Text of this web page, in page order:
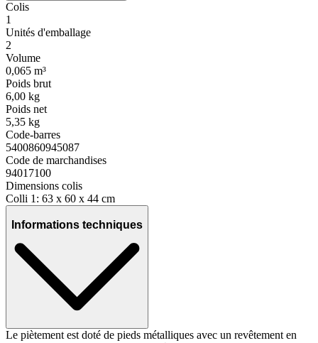
Colis
1
Unités d'emballage
2
Volume
0,065 m³
Poids brut
6,00 kg
Poids net
5,35 kg
Code-barres
5400860945087
Code de marchandises
94017100
Dimensions colis
Colli 1: 63 x 60 x 44 cm
Informations techniques
Le piètement est doté de pieds métalliques avec un revêtement en